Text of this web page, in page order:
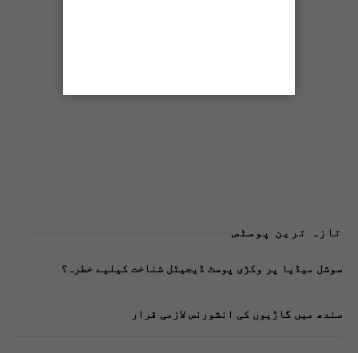
تازہ ترین پوسٹس
سوشل میڈیا پر وکڑی پوسٹ ڈیجیٹل شناخت کیلیے خطرہ؟
سندھ میں گاڑیوں کی انشورنس لازمی قرار